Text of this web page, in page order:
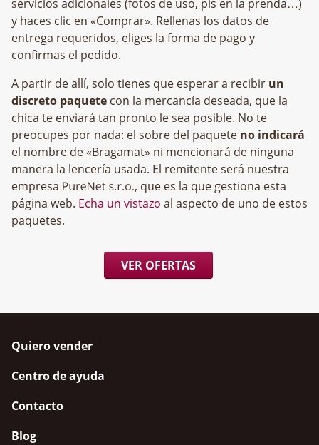
servicios adicionales (fotos de uso, pis en la prenda…)
y haces clic en «Comprar». Rellenas los datos de
entrega requeridos, eliges la forma de pago y
confirmas el pedido.
A partir de allí, solo tienes que esperar a recibir un
discreto paquete con la mercancía deseada, que la
chica te enviará tan pronto le sea posible. No te
preocupes por nada: el sobre del paquete no indicará
el nombre de «Bragamat» ni mencionará de ninguna
manera la lencería usada. El remitente será nuestra
empresa
, que es la que gestiona esta
página web. Echa un vistazo al aspecto de uno de estos
paquetes.
VER OFERTAS
Quiero vender
Centro de ayuda
Contacto
Blog